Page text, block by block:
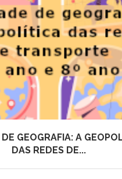
GEOGRAFIA: A
DAS REDES DE...